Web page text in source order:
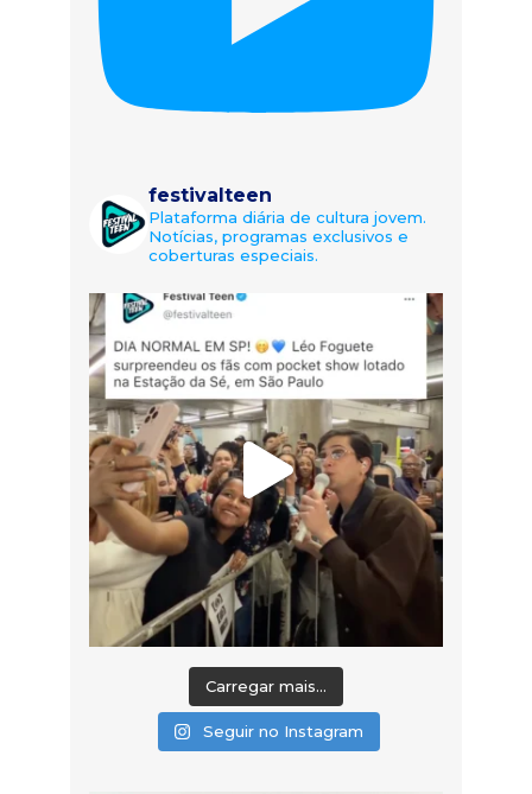
festivalteen
Plataforma diária de cultura jovem.
Notícias, programas exclusivos e
coberturas especiais.
Carregar mais...
Seguir no Instagram